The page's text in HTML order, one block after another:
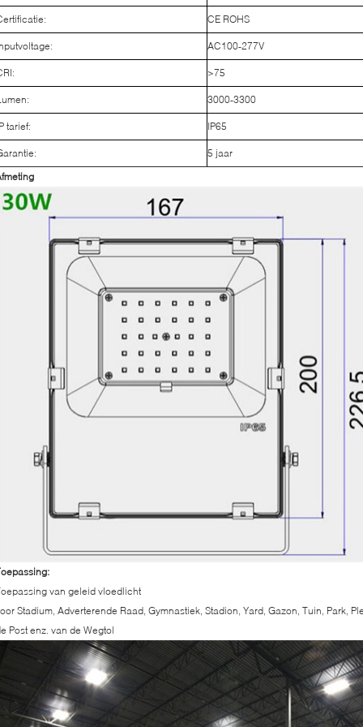
CE ROHS
AC100-277V
>75
3000-3300
tarief: IP65
5 jaar
van geleid vloedlicht
Stadium, Adverterende Raad, Gymnastiek, Stadion, Yard, Gazon, Tuin, Park,
Post enz. van de Wegtol